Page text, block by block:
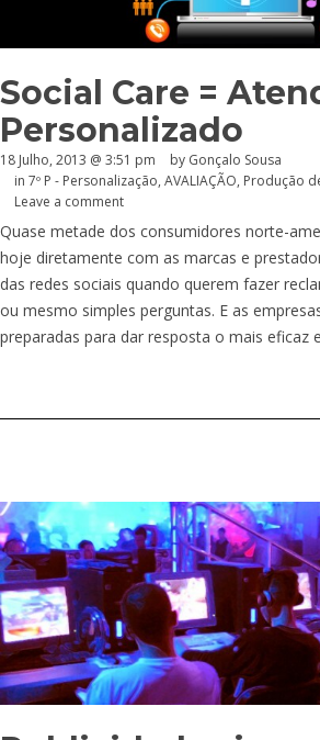
Social Care =
Personalizado
18 Julho, 2013 @ 3:51 pm by Gonçalo Sousa
in 7º P - Personalização, AVALIAÇÃO, Produção
Leave a comment
Quase metade dos consumidores norte-
hoje diretamente com as marcas e
das redes sociais quando querem fazer
ou mesmo simples perguntas. E as
preparadas para dar resposta o mais eficaz